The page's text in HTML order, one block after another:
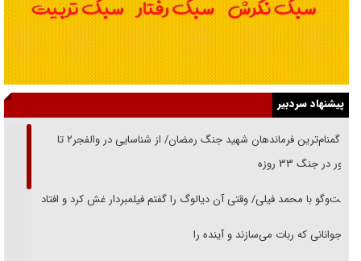
پیشنهاد سردبیر
از گمنام‌ترین فرماندهان شهید جنگ رمضان/ از شناسایی در والفجر۲ تا
حضور در جنگ ۳۳ روزه
گفت‌وگو با محمد فیلی/ وقتی آن دیالوگ را گفتم فیلمبردار غش کرد و افتاد
نوجوانانی که ربات می‌سازند و آینده را